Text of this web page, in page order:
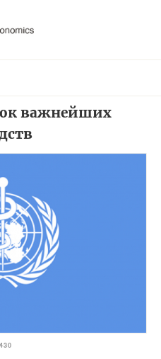
важнейших